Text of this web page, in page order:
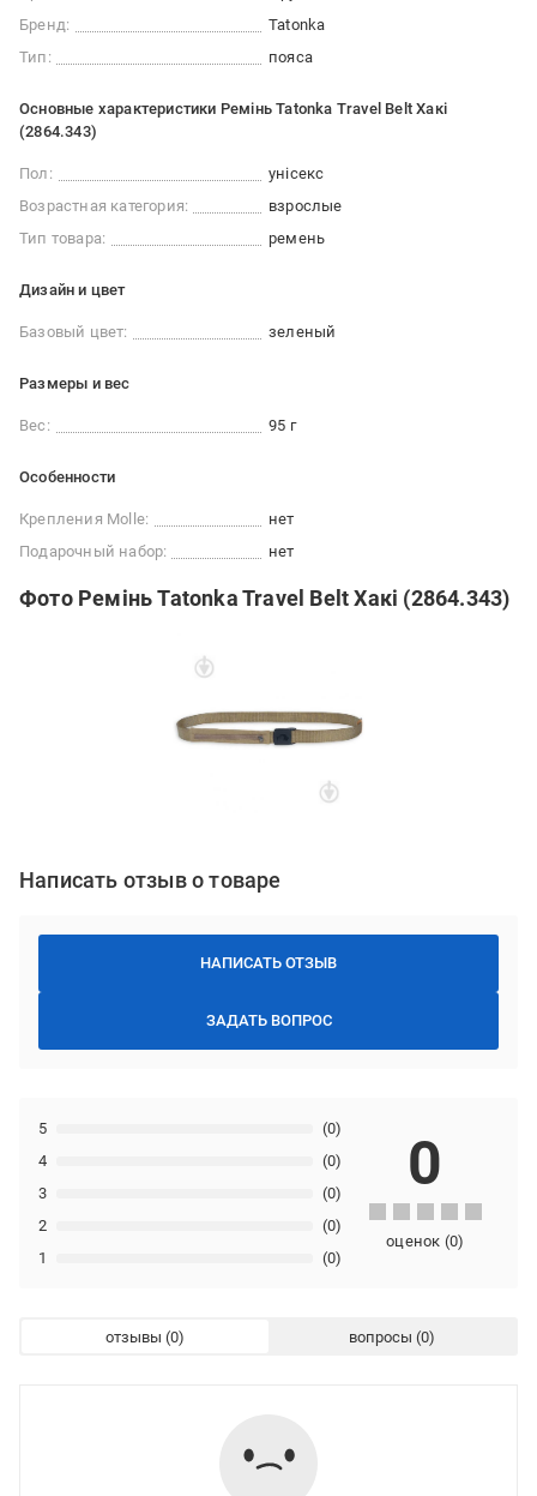
Бренд:
Tatonka
Тип:
пояса
Основные характеристики Ремінь Tatonka Travel Belt Хакі
(2864.343)
Пол:
унісекс
Возрастная категория:
взрослые
Тип товара:
ремень
Дизайн и цвет
Базовый цвет: зеленый
Размеры и вес
Вес: 95 г
Особенности
Крепления Molle:
нет
Подарочный набор:
нет
Фото Ремінь Tatonka Travel Belt Хакі (2864.343)
Написать отзыв о товаре
НАПИСАТЬ ОТЗЫВ
ЗАДАТЬ ВОПРОС
1 (0)
2 (0)
3 (0)
4 (0)
5 (0)
0
оценок (0)
отзывы вопросы